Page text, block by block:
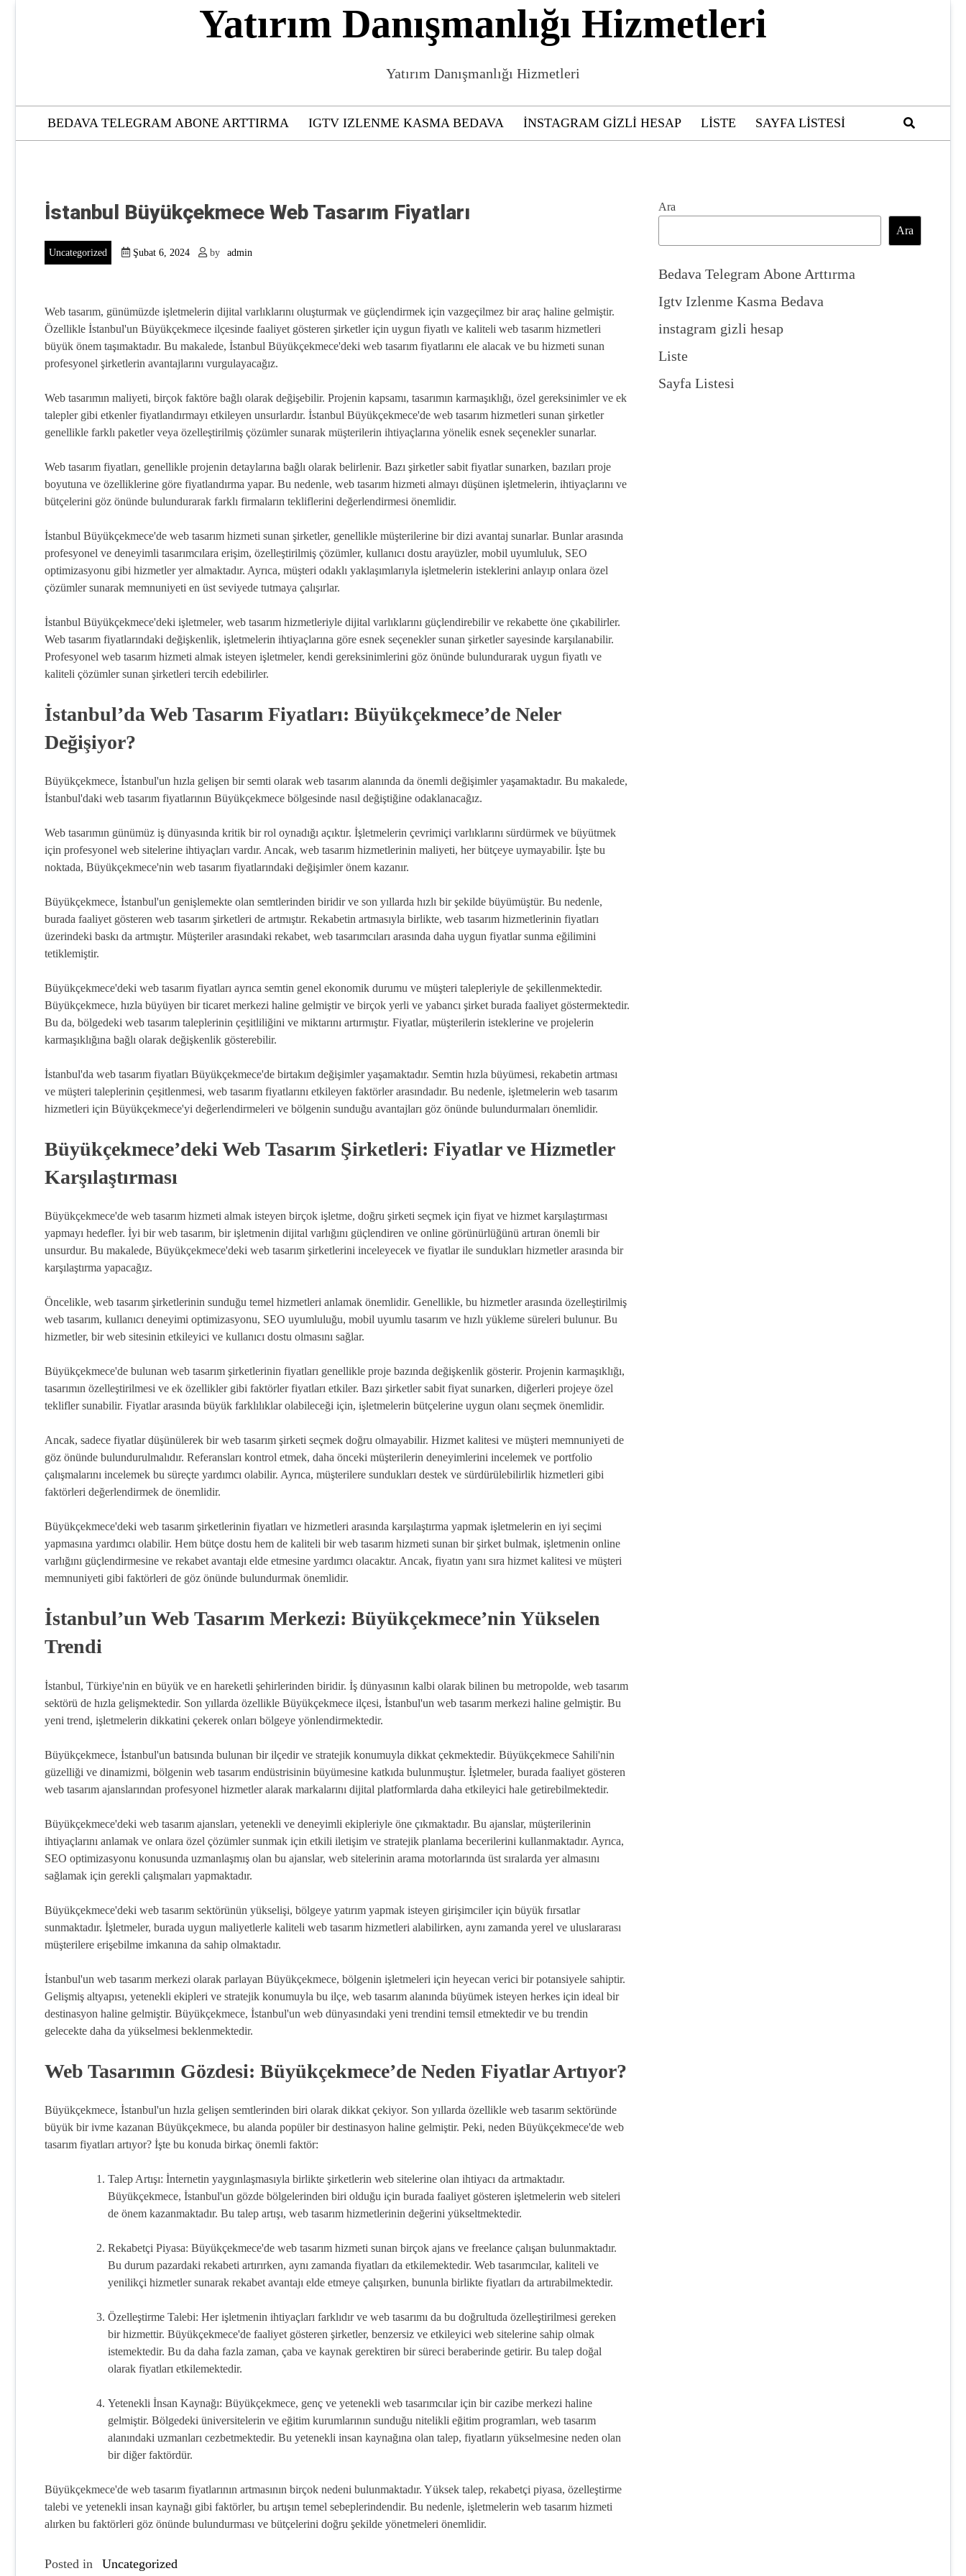
Yatırım Danışmanlığı Hizmetleri
Yatırım Danışmanlığı Hizmetleri
BEDAVA TELEGRAM ABONE ARTTIRMA IGTV IZLENME KASMA BEDAVA INSTAGRAM GIZLI HESAP LISTE SAYFA LISTESI
İstanbul Büyükçekmece Web Tasarım Fiyatları
Uncategorized Şubat 6, 2024 by admin
Web tasarım, günümüzde işletmelerin dijital varlıklarını oluşturmak ve güçlendirmek için vazgeçilmez bir araç haline gelmiştir.
Özellikle İstanbul'un Büyükçekmece ilçesinde faaliyet gösteren şirketler için uygun fiyatlı ve kaliteli web tasarım hizmetleri
büyük önem taşımaktadır. Bu makalede, İstanbul Büyükçekmece'deki web tasarım fiyatlarını ele alacak ve bu hizmeti sunan
profesyonel şirketlerin avantajlarını vurgulayacağız.
Web tasarımın maliyeti, birçok faktöre bağlı olarak değişebilir. Projenin kapsamı, tasarımın karmaşıklığı, özel gereksinimler ve ek
talepler gibi etkenler fiyatlandırmayı etkileyen unsurlardır. İstanbul Büyükçekmece'de web tasarım hizmetleri sunan şirketler
genellikle farklı paketler veya özelleştirilmiş çözümler sunarak müşterilerin ihtiyaçlarına yönelik esnek seçenekler sunarlar.
Web tasarım fiyatları, genellikle projenin detaylarına bağlı olarak belirlenir. Bazı şirketler sabit fiyatlar sunarken, bazıları proje
boyutuna ve özelliklerine göre fiyatlandırma yapar. Bu nedenle, web tasarım hizmeti almayı düşünen işletmelerin, ihtiyaçlarını ve
bütçelerini göz önünde bulundurarak farklı firmaların tekliflerini değerlendirmesi önemlidir.
İstanbul Büyükçekmece'de web tasarım hizmeti sunan şirketler, genellikle müşterilerine bir dizi avantaj sunarlar. Bunlar arasında
profesyonel ve deneyimli tasarımcılara erişim, özelleştirilmiş çözümler, kullanıcı dostu arayüzler, mobil uyumluluk, SEO
optimizasyonu gibi hizmetler yer almaktadır. Ayrıca, müşteri odaklı yaklaşımlarıyla işletmelerin isteklerini anlayıp onlara özel
çözümler sunarak memnuniyeti en üst seviyede tutmaya çalışırlar.
İstanbul Büyükçekmece'deki işletmeler, web tasarım hizmetleriyle dijital varlıklarını güçlendirebilir ve rekabette öne çıkabilirler.
Web tasarım fiyatlarındaki değişkenlik, işletmelerin ihtiyaçlarına göre esnek seçenekler sunan şirketler sayesinde karşılanabilir.
Profesyonel web tasarım hizmeti almak isteyen işletmeler, kendi gereksinimlerini göz önünde bulundurarak uygun fiyatlı ve
kaliteli çözümler sunan şirketleri tercih edebilirler.
İstanbul’da Web Tasarım Fiyatları: Büyükçekmece’de Neler
Değişiyor?
Büyükçekmece, İstanbul'un hızla gelişen bir semti olarak web tasarım alanında da önemli değişimler yaşamaktadır. Bu makalede,
İstanbul'daki web tasarım fiyatlarının Büyükçekmece bölgesinde nasıl değiştiğine odaklanacağız.
Web tasarımın günümüz iş dünyasında kritik bir rol oynadığı açıktır. İşletmelerin çevrimiçi varlıklarını sürdürmek ve büyütmek
için profesyonel web sitelerine ihtiyaçları vardır. Ancak, web tasarım hizmetlerinin maliyeti, her bütçeye uymayabilir. İşte bu
noktada, Büyükçekmece'nin web tasarım fiyatlarındaki değişimler önem kazanır.
Büyükçekmece, İstanbul'un genişlemekte olan semtlerinden biridir ve son yıllarda hızlı bir şekilde büyümüştür. Bu nedenle,
burada faaliyet gösteren web tasarım şirketleri de artmıştır. Rekabetin artmasıyla birlikte, web tasarım hizmetlerinin fiyatları
üzerindeki baskı da artmıştır. Müşteriler arasındaki rekabet, web tasarımcıları arasında daha uygun fiyatlar sunma eğilimini
tetiklemiştir.
Büyükçekmece'deki web tasarım fiyatları ayrıca semtin genel ekonomik durumu ve müşteri talepleriyle de şekillenmektedir.
Büyükçekmece, hızla büyüyen bir ticaret merkezi haline gelmiştir ve birçok yerli ve yabancı şirket burada faaliyet göstermektedir.
Bu da, bölgedeki web tasarım taleplerinin çeşitliliğini ve miktarını artırmıştır. Fiyatlar, müşterilerin isteklerine ve projelerin
karmaşıklığına bağlı olarak değişkenlik gösterebilir.
İstanbul'da web tasarım fiyatları Büyükçekmece'de birtakım değişimler yaşamaktadır. Semtin hızla büyümesi, rekabetin artması
ve müşteri taleplerinin çeşitlenmesi, web tasarım fiyatlarını etkileyen faktörler arasındadır. Bu nedenle, işletmelerin web tasarım
hizmetleri için Büyükçekmece'yi değerlendirmeleri ve bölgenin sunduğu avantajları göz önünde bulundurmaları önemlidir.
Büyükçekmece’deki Web Tasarım Şirketleri: Fiyatlar ve Hizmetler
Karşılaştırması
Büyükçekmece'de web tasarım hizmeti almak isteyen birçok işletme, doğru şirketi seçmek için fiyat ve hizmet karşılaştırması
yapmayı hedefler. İyi bir web tasarım, bir işletmenin dijital varlığını güçlendiren ve online görünürlüğünü artıran önemli bir
unsurdur. Bu makalede, Büyükçekmece'deki web tasarım şirketlerini inceleyecek ve fiyatlar ile sundukları hizmetler arasında bir
karşılaştırma yapacağız.
Öncelikle, web tasarım şirketlerinin sunduğu temel hizmetleri anlamak önemlidir. Genellikle, bu hizmetler arasında özelleştirilmiş
web tasarım, kullanıcı deneyimi optimizasyonu, SEO uyumluluğu, mobil uyumlu tasarım ve hızlı yükleme süreleri bulunur. Bu
hizmetler, bir web sitesinin etkileyici ve kullanıcı dostu olmasını sağlar.
Büyükçekmece'de bulunan web tasarım şirketlerinin fiyatları genellikle proje bazında değişkenlik gösterir. Projenin karmaşıklığı,
tasarımın özelleştirilmesi ve ek özellikler gibi faktörler fiyatları etkiler. Bazı şirketler sabit fiyat sunarken, diğerleri projeye özel
teklifler sunabilir. Fiyatlar arasında büyük farklılıklar olabileceği için, işletmelerin bütçelerine uygun olanı seçmek önemlidir.
Ancak, sadece fiyatlar düşünülerek bir web tasarım şirketi seçmek doğru olmayabilir. Hizmet kalitesi ve müşteri memnuniyeti de
göz önünde bulundurulmalıdır. Referansları kontrol etmek, daha önceki müşterilerin deneyimlerini incelemek ve portfolio
çalışmalarını incelemek bu süreçte yardımcı olabilir. Ayrıca, müşterilere sundukları destek ve sürdürülebilirlik hizmetleri gibi
faktörleri değerlendirmek de önemlidir.
Büyükçekmece'deki web tasarım şirketlerinin fiyatları ve hizmetleri arasında karşılaştırma yapmak işletmelerin en iyi seçimi
yapmasına yardımcı olabilir. Hem bütçe dostu hem de kaliteli bir web tasarım hizmeti sunan bir şirket bulmak, işletmenin online
varlığını güçlendirmesine ve rekabet avantajı elde etmesine yardımcı olacaktır. Ancak, fiyatın yanı sıra hizmet kalitesi ve müşteri
memnuniyeti gibi faktörleri de göz önünde bulundurmak önemlidir.
İstanbul’un Web Tasarım Merkezi: Büyükçekmece’nin Yükselen
Trendi
İstanbul, Türkiye'nin en büyük ve en hareketli şehirlerinden biridir. İş dünyasının kalbi olarak bilinen bu metropolde, web tasarım
sektörü de hızla gelişmektedir. Son yıllarda özellikle Büyükçekmece ilçesi, İstanbul'un web tasarım merkezi haline gelmiştir. Bu
yeni trend, işletmelerin dikkatini çekerek onları bölgeye yönlendirmektedir.
Büyükçekmece, İstanbul'un batısında bulunan bir ilçedir ve stratejik konumuyla dikkat çekmektedir. Büyükçekmece Sahili'nin
güzelliği ve dinamizmi, bölgenin web tasarım endüstrisinin büyümesine katkıda bulunmuştur. İşletmeler, burada faaliyet gösteren
web tasarım ajanslarından profesyonel hizmetler alarak markalarını dijital platformlarda daha etkileyici hale getirebilmektedir.
Büyükçekmece'deki web tasarım ajansları, yetenekli ve deneyimli ekipleriyle öne çıkmaktadır. Bu ajanslar, müşterilerinin
ihtiyaçlarını anlamak ve onlara özel çözümler sunmak için etkili iletişim ve stratejik planlama becerilerini kullanmaktadır. Ayrıca,
SEO optimizasyonu konusunda uzmanlaşmış olan bu ajanslar, web sitelerinin arama motorlarında üst sıralarda yer almasını
sağlamak için gerekli çalışmaları yapmaktadır.
Büyükçekmece'deki web tasarım sektörünün yükselişi, bölgeye yatırım yapmak isteyen girişimciler için büyük fırsatlar
sunmaktadır. İşletmeler, burada uygun maliyetlerle kaliteli web tasarım hizmetleri alabilirken, aynı zamanda yerel ve uluslararası
müşterilere erişebilme imkanına da sahip olmaktadır.
İstanbul'un web tasarım merkezi olarak parlayan Büyükçekmece, bölgenin işletmeleri için heyecan verici bir potansiyele sahiptir.
Gelişmiş altyapısı, yetenekli ekipleri ve stratejik konumuyla bu ilçe, web tasarım alanında büyümek isteyen herkes için ideal bir
destinasyon haline gelmiştir. Büyükçekmece, İstanbul'un web dünyasındaki yeni trendini temsil etmektedir ve bu trendin
gelecekte daha da yükselmesi beklenmektedir.
Web Tasarımın Gözdesi: Büyükçekmece’de Neden Fiyatlar Artıyor?
Büyükçekmece, İstanbul'un hızla gelişen semtlerinden biri olarak dikkat çekiyor. Son yıllarda özellikle web tasarım sektöründe
büyük bir ivme kazanan Büyükçekmece, bu alanda popüler bir destinasyon haline gelmiştir. Peki, neden Büyükçekmece'de web
tasarım fiyatları artıyor? İşte bu konuda birkaç önemli faktör:
Talep Artışı: İnternetin yaygınlaşmasıyla birlikte şirketlerin web sitelerine olan ihtiyacı da artmaktadır.
Büyükçekmece, İstanbul'un gözde bölgelerinden biri olduğu için burada faaliyet gösteren işletmelerin web siteleri
de önem kazanmaktadır. Bu talep artışı, web tasarım hizmetlerinin değerini yükseltmektedir.
Rekabetçi Piyasa: Büyükçekmece'de web tasarım hizmeti sunan birçok ajans ve freelance çalışan bulunmaktadır.
Bu durum pazardaki rekabeti artırırken, aynı zamanda fiyatları da etkilemektedir. Web tasarımcılar, kaliteli ve
yenilikçi hizmetler sunarak rekabet avantajı elde etmeye çalışırken, bununla birlikte fiyatları da artırabilmektedir.
Özelleştirme Talebi: Her işletmenin ihtiyaçları farklıdır ve web tasarımı da bu doğrultuda özelleştirilmesi gereken
bir hizmettir. Büyükçekmece'de faaliyet gösteren şirketler, benzersiz ve etkileyici web sitelerine sahip olmak
istemektedir. Bu da daha fazla zaman, çaba ve kaynak gerektiren bir süreci beraberinde getirir. Bu talep doğal
olarak fiyatları etkilemektedir.
Yetenekli İnsan Kaynağı: Büyükçekmece, genç ve yetenekli web tasarımcılar için bir cazibe merkezi haline
gelmiştir. Bölgedeki üniversitelerin ve eğitim kurumlarının sunduğu nitelikli eğitim programları, web tasarım
alanındaki uzmanları cezbetmektedir. Bu yetenekli insan kaynağına olan talep, fiyatların yükselmesine neden olan
bir diğer faktördür.
Büyükçekmece'de web tasarım fiyatlarının artmasının birçok nedeni bulunmaktadır. Yüksek talep, rekabetçi piyasa, özelleştirme
talebi ve yetenekli insan kaynağı gibi faktörler, bu artışın temel sebeplerindendir. Bu nedenle, işletmelerin web tasarım hizmeti
alırken bu faktörleri göz önünde bulundurması ve bütçelerini doğru şekilde yönetmeleri önemlidir.
Posted in Uncategorized
Ara
Ara
Bedava Telegram Abone Arttırma
Igtv Izlenme Kasma Bedava
instagram gizli hesap
Liste
Sayfa Listesi